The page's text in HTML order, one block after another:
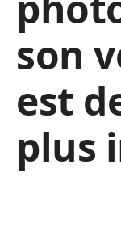
son
est
plus